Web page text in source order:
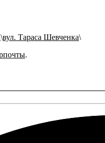
вул. Тараса Шевченка
.